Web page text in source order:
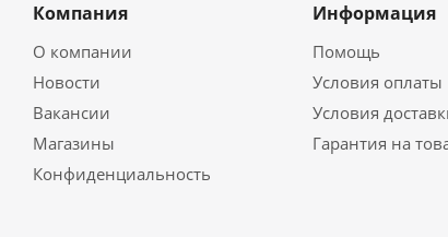
Компания
О компании
Новости
Вакансии
Магазины
Конфиденциальность
Информация
Помощь
Условия оплаты
Условия
Гарантия на